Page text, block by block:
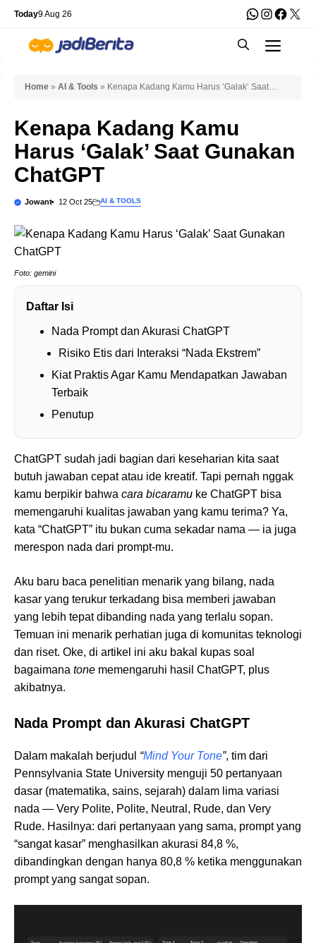
Skip
content
Today9 Aug 26 WhatsApp
X
Home » AI & Tools » Kenapa Kadang Kamu Harus ‘Galak’ Saat
Kenapa Kadang Kamu
Harus ‘Galak’ Saat Gunakan
ChatGPT
Jowant 12 Oct 25 AI & TOOLS
Foto: gemini
Daftar Isi
Nada Prompt dan Akurasi ChatGPT
Risiko Etis dari Interaksi “Nada Ekstrem”
Kiat Praktis Agar Kamu Mendapatkan Jawaban
Terbaik
Penutup
ChatGPT sudah jadi bagian dari keseharian kita saat
butuh jawaban cepat atau ide kreatif. Tapi pernah nggak
kamu berpikir bahwa cara bicaramu ke ChatGPT bisa
memengaruhi kualitas jawaban yang kamu terima? Ya,
kata “ChatGPT” itu bukan cuma sekadar nama — ia juga
merespon nada dari prompt-mu.
Aku baru baca penelitian menarik yang bilang, nada
kasar yang terukur terkadang bisa memberi jawaban
yang lebih tepat dibanding nada yang terlalu sopan.
Temuan ini menarik perhatian juga di komunitas teknologi
dan riset. Oke, di artikel ini aku bakal kupas soal
bagaimana tone memengaruhi hasil ChatGPT, plus
akibatnya.
Nada Prompt dan Akurasi ChatGPT
Dalam makalah berjudul “Mind Your Tone”, tim dari
Pennsylvania State University menguji 50 pertanyaan
dasar (matematika, sains, sejarah) dalam lima variasi
nada — Very Polite, Polite, Neutral, Rude, dan Very
Rude. Hasilnya: dari pertanyaan yang sama, prompt yang
“sangat kasar” menghasilkan akurasi 84,8 %,
dibandingkan dengan hanya 80,8 % ketika menggunakan
prompt yang sangat sopan.